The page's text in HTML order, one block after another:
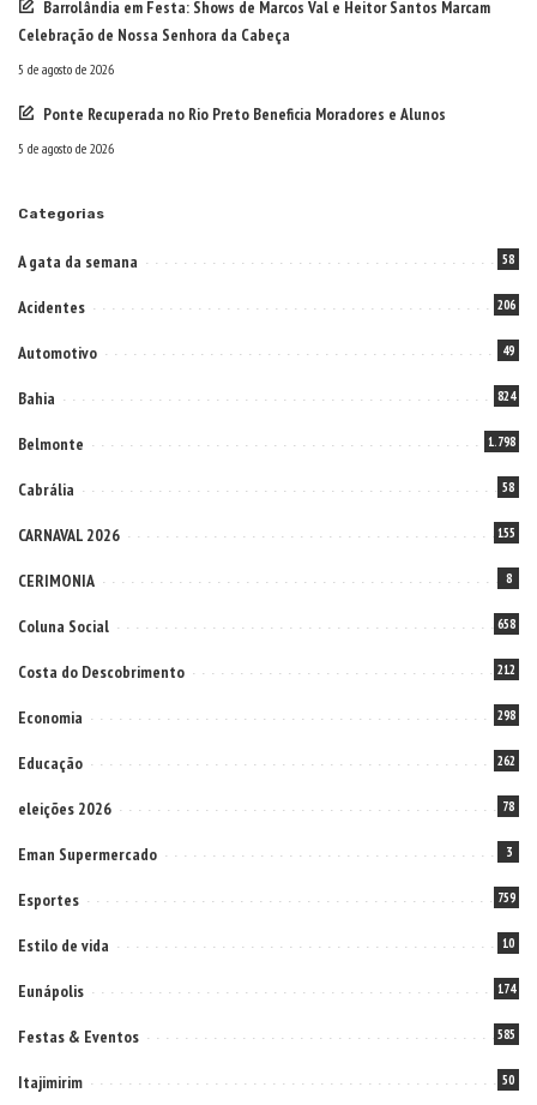
Barrolândia em Festa: Shows de Marcos Val e Heitor Santos Marcam
Celebração de Nossa Senhora da Cabeça
5 de agosto de 2026
Ponte Recuperada no Rio Preto Beneficia Moradores e Alunos
5 de agosto de 2026
Categorias
A gata da semana 58
Acidentes 206
Automotivo 49
Bahia 824
Belmonte 1.798
Cabrália 58
CARNAVAL 2026 155
CERIMONIA 8
Coluna Social 658
Costa do Descobrimento 212
Economia 298
Educação 262
eleições 2026 78
Eman Supermercado 3
Esportes 759
Estilo de vida 10
Eunápolis 174
Festas & Eventos 585
Itajimirim 50